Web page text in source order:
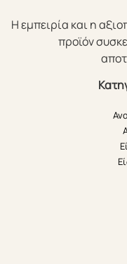
Η εμπειρία και η
προϊόν